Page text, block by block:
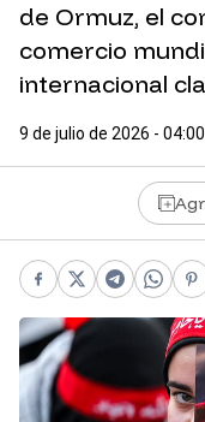
de Ormuz, el
comercio
internacional
9 de julio de 2026 - 04:00
Facebook
X Telegram